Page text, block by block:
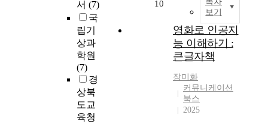
서 (7)
국
립기
상과
학원
(7)
경
상북
도교
육청
보기
10
영화로 인공지
능 이해하기 :
큰글자책
장미화
커뮤니케이션
북스
2025